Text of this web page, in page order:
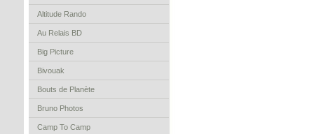
Altitude Rando
Au Relais BD
Big Picture
Bivouak
Bouts de Planète
Bruno Photos
Camp To Camp